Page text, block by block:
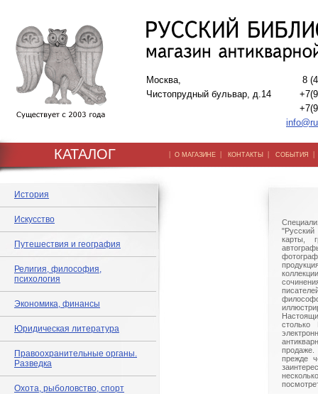
Москва,
Чистопрудный бульвар, д.14
8
КАТАЛОГ | О МАГАЗИНЕ | КОНТАКТЫ | СОБЫТИЯ
История
Искусство
Путешествия и география
Религия, философия,
психология
Экономика, финансы
Юридическая литература
Правоохранительные органы.
Разведка
Охота, рыболовство, спорт
"Русский
карты,
столько
прежде